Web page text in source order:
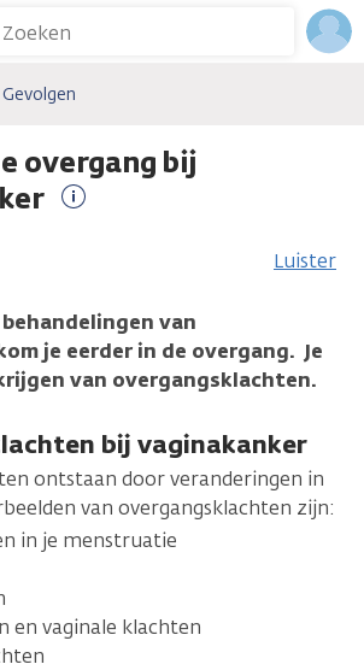
Zoeken
Gevolgen
overgang bij
Luister
van
je eerder in de overgang. Je
van overgangsklachten.
bij vaginakanker
ontstaan door veranderingen in
van overgangsklachten zijn:
in je menstruatie
en vaginale klachten